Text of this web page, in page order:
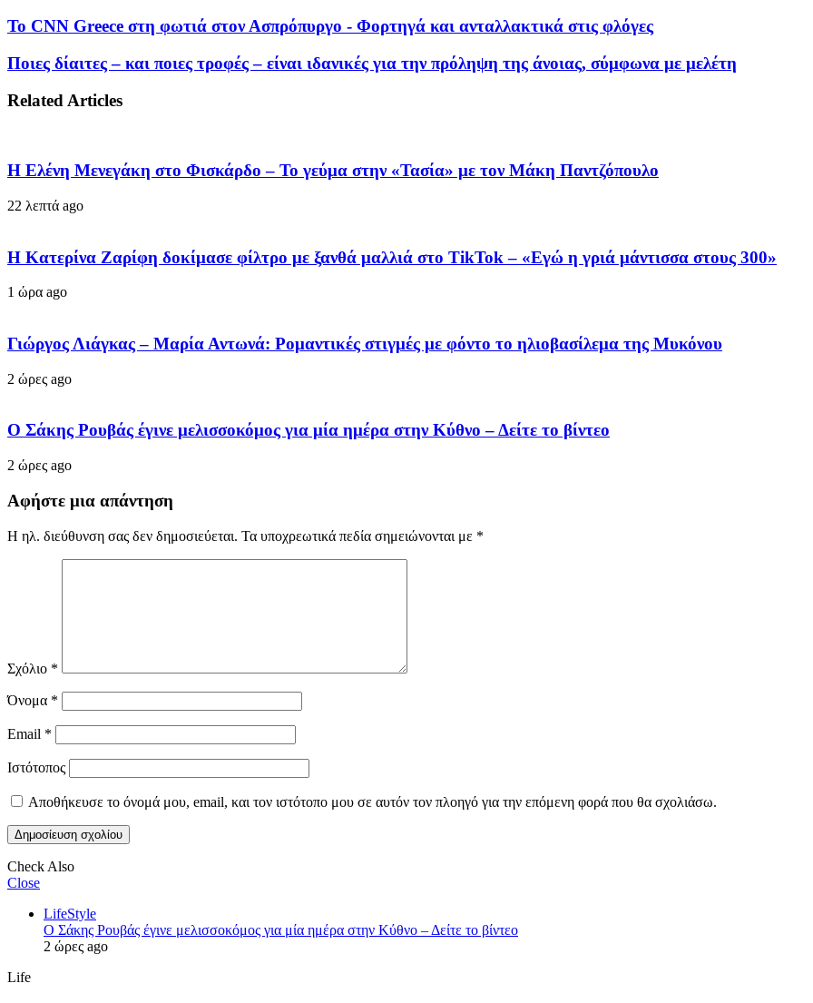
Το CNN Greece στη φωτιά στον Ασπρόπυργο - Φορτηγά και ανταλλακτικά στις φλόγες
Ποιες δίαιτες – και ποιες τροφές – είναι ιδανικές για την πρόληψη της άνοιας, σύμφωνα με μελέτη
Related Articles
Η Ελένη Μενεγάκη στο Φισκάρδο – Το γεύμα στην «Τασία» με τον Μάκη Παντζόπουλο
22 λεπτά ago
Η Κατερίνα Ζαρίφη δοκίμασε φίλτρο με ξανθά μαλλιά στο TikTok – «Εγώ η γριά μάντισσα στους 300»
1 ώρα ago
Γιώργος Λιάγκας – Μαρία Αντωνά: Ρομαντικές στιγμές με φόντο το ηλιοβασίλεμα της Μυκόνου
2 ώρες ago
Ο Σάκης Ρουβάς έγινε μελισσοκόμος για μία ημέρα στην Κύθνο – Δείτε το βίντεο
2 ώρες ago
Αφήστε μια απάντηση
Η ηλ. διεύθυνση σας δεν δημοσιεύεται. Τα υποχρεωτικά πεδία σημειώνονται με *
Σχόλιο *
Όνομα *
Email *
Ιστότοπος
Αποθήκευσε το όνομά μου, email, και τον ιστότοπο μου σε αυτόν τον πλοηγό για την επόμενη φορά που θα σχολιάσω.
Check Also
Close
LifeStyle
Ο Σάκης Ρουβάς έγινε μελισσοκόμος για μία ημέρα στην Κύθνο – Δείτε το βίντεο
2 ώρες ago
Life